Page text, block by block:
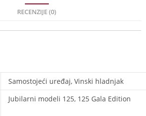
RECENZIJE (0)
Samostojeći uređaj, Vinski hladnjak
Jubilarni modeli 125, 125 Gala Edition